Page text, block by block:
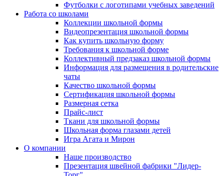
Футболки с логотипами учебных заведений
Работа со школами
Коллекции школьной формы
Видеопрезентация школьной формы
Как купить школьную форму
Требования к школьной форме
Коллективный предзаказ школьной формы
Информация для размещения в родительские
чаты
Качество школьной формы
Сертификация школьной формы
Размерная сетка
Прайс-лист
Ткани для школьной формы
Школьная форма глазами детей
Игра Агата и Мирон
О компании
Наше производство
Презентация швейной фабрики "Лидер-